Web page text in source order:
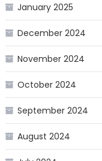
January 2025
December 2024
November 2024
October 2024
September 2024
August 2024